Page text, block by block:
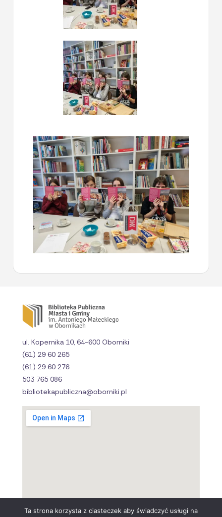
ul. Kopernika 10, 64-600 Oborniki
(61) 29 60 265
(61) 29 60 276
503 765 086
bibliotekapubliczna@oborniki.pl
Ta strona korzysta z ciasteczek aby świadczyć usługi na